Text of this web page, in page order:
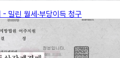
밀린 월세·부당이득 청구